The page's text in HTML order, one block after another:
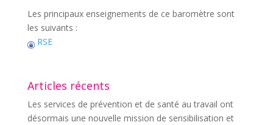
Les principaux enseignements de ce baromètre sont
les suivants :
RSE
Articles récents
Les services de prévention et de santé au travail ont
désormais une nouvelle mission de sensibilisation et